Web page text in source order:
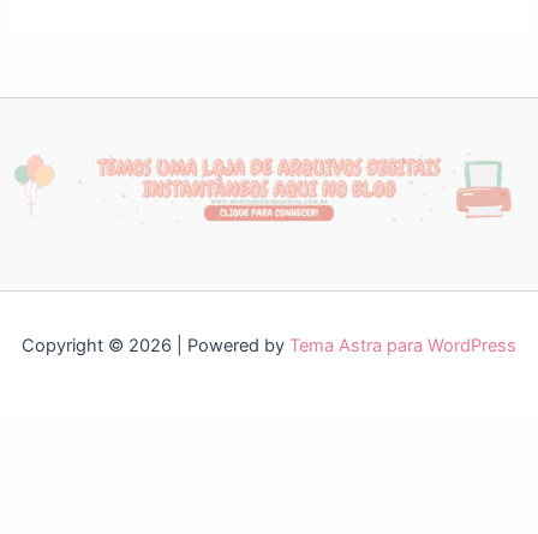
Copyright © 2026 | Powered by Tema Astra para WordPress